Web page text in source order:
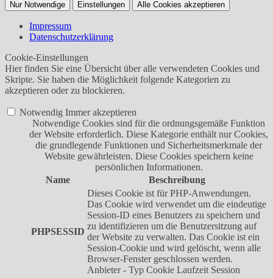
Nur Notwendige Einstellungen Alle Cookies akzeptieren
Impressum
Datenschutzerklärung
Cookie-Einstellungen
Hier finden Sie eine Übersicht über alle verwendeten Cookies und
Skripte. Sie haben die Möglichkeit folgende Kategorien zu
akzeptieren oder zu blockieren.
Notwendig Immer akzeptieren
Notwendige Cookies sind für die ordnungsgemäße Funktion
der Website erforderlich. Diese Kategorie enthält nur Cookies,
die grundlegende Funktionen und Sicherheitsmerkmale der
Website gewährleisten. Diese Cookies speichern keine
persönlichen Informationen.
Name
Beschreibung
PHPSESSID
Dieses Cookie ist für PHP-Anwendungen.
Das Cookie wird verwendet um die eindeutige
Session-ID eines Benutzers zu speichern und
zu identifizieren um die Benutzersitzung auf
der Website zu verwalten. Das Cookie ist ein
Session-Cookie und wird gelöscht, wenn alle
Browser-Fenster geschlossen werden.
Anbieter - Typ Cookie Laufzeit Session